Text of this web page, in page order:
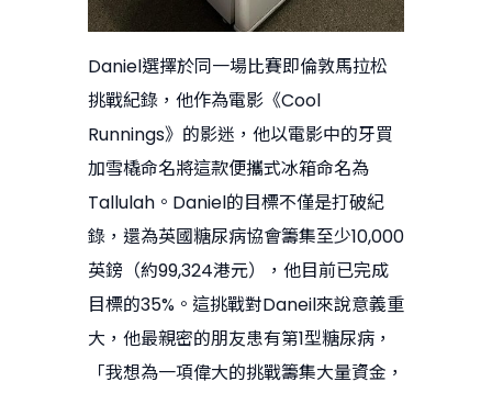
Daniel選擇於同一場比賽即倫敦馬拉松
挑戰紀錄，他作為電影《Cool
Runnings》的影迷，他以電影中的牙買
加雪橇命名將這款便攜式冰箱命名為
Tallulah。Daniel的目標不僅是打破紀
錄，還為英國糖尿病協會籌集至少10,000
英鎊（約99,324港元），他目前已完成
目標的35%。這挑戰對Daneil來說意義重
大，他最親密的朋友患有第1型糖尿病，
「我想為一項偉大的挑戰籌集大量資金，